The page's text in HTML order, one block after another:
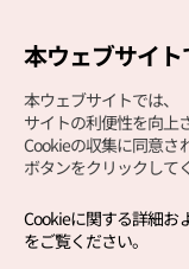
Copyright (c) Korea
本ウェブサイト
本ウェブサイトでは、
サイトの利便性を向上
Cookieの収集に同意さ
ボタンをクリックして
Cookieに関する詳細お
をご覧ください。